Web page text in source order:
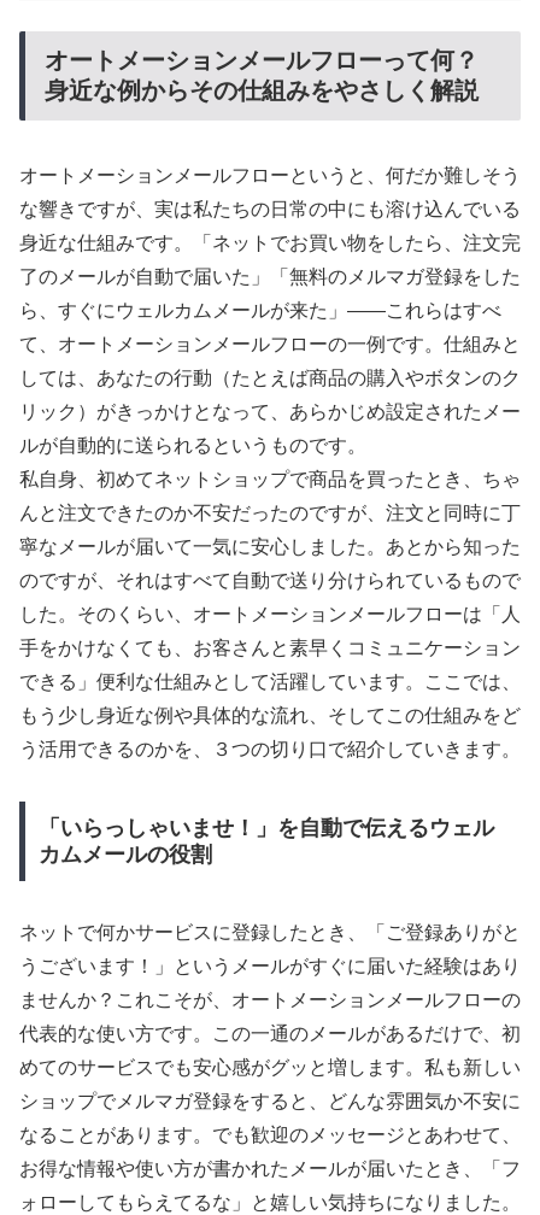
オートメーションメールフローって何？
身近な例からその仕組みをやさしく解説
オートメーションメールフローというと、何だか難しそう
な響きですが、実は私たちの日常の中にも溶け込んでいる
身近な仕組みです。「ネットでお買い物をしたら、注文完
了のメールが自動で届いた」「無料のメルマガ登録をした
ら、すぐにウェルカムメールが来た」――これらはすべ
て、オートメーションメールフローの一例です。仕組みと
しては、あなたの行動（たとえば商品の購入やボタンのク
リック）がきっかけとなって、あらかじめ設定されたメー
ルが自動的に送られるというものです。
私自身、初めてネットショップで商品を買ったとき、ちゃ
んと注文できたのか不安だったのですが、注文と同時に丁
寧なメールが届いて一気に安心しました。あとから知った
のですが、それはすべて自動で送り分けられているもので
した。そのくらい、オートメーションメールフローは「人
手をかけなくても、お客さんと素早くコミュニケーション
できる」便利な仕組みとして活躍しています。ここでは、
もう少し身近な例や具体的な流れ、そしてこの仕組みをど
う活用できるのかを、３つの切り口で紹介していきます。
「いらっしゃいませ！」を自動で伝えるウェル
カムメールの役割
ネットで何かサービスに登録したとき、「ご登録ありがと
うございます！」というメールがすぐに届いた経験はあり
ませんか？これこそが、オートメーションメールフローの
代表的な使い方です。この一通のメールがあるだけで、初
めてのサービスでも安心感がグッと増します。私も新しい
ショップでメルマガ登録をすると、どんな雰囲気か不安に
なることがあります。でも歓迎のメッセージとあわせて、
お得な情報や使い方が書かれたメールが届いたとき、「フ
ォローしてもらえてるな」と嬉しい気持ちになりました。